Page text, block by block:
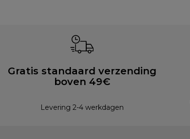
Gratis standaard verzending
boven 49€
Levering 2-4 werkdagen